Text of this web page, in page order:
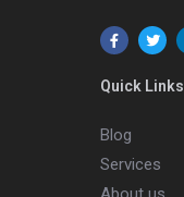
Quick Links
Blog
Services